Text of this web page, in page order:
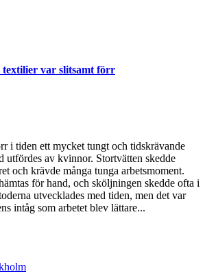
var slitsamt förr
i tiden ett mycket tungt och tidskrävande
utfördes av kvinnor. Stortvätten skedde
och krävde många tunga arbetsmoment.
för hand, och sköljningen skedde ofta i
utvecklades med tiden, men det var
intåg som arbetet blev lättare...